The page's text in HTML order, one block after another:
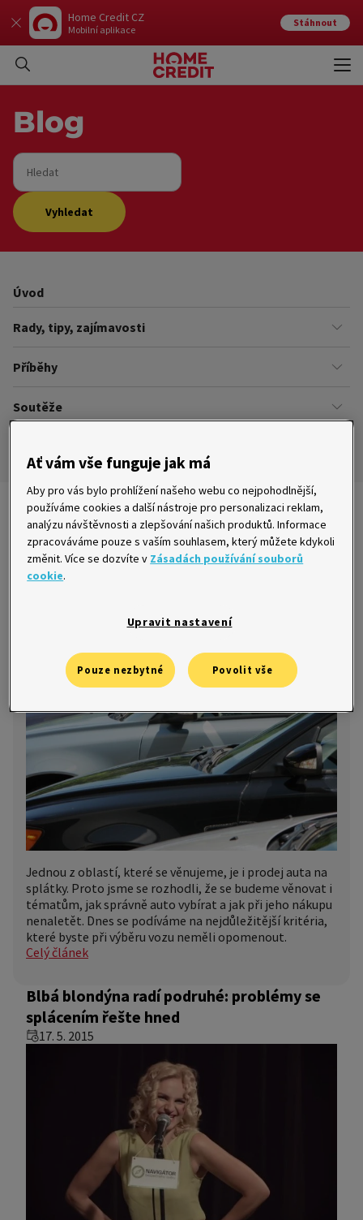
Home Credit CZ
Mobilní aplikace
Stáhnout
Blog
Hledat
Vyhledat
Úvod
Rady, tipy, zajímavosti
Finance
Úřady
Příběhy
Našich zákazníků
Soutěže
Pravidla soutěží
Nejnovější články
Jednou z oblastí, které se věnujeme, je i prodej auta na
splátky. Proto jsme se rozhodli, že se budeme věnovat i
tématům, jak správně auto vybírat a jak při jeho nákupu
nenaletět. Dnes se podíváme na nejdůležitější kritéria,
které byste při výběru vozu neměli opomenout.
Celý článek
Blbá blondýna radí podruhé: problémy se
splácením řešte hned
17. 5. 2015
Ať vám vše funguje jak má
Aby pro vás bylo prohlížení našeho webu co nejpohodlnější,
používáme cookies a další nástroje pro personalizaci reklam,
analýzu návštěvnosti a zlepšování našich produktů. Informace
zpracováváme pouze s vaším souhlasem, který můžete kdykoli
změnit. Více se dozvíte v Zásadách používání souborů
cookie.
Upravit nastavení
Pouze nezbytné Povolit vše